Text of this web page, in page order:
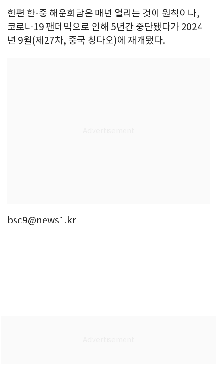
한편 한-중 해운회담은 매년 열리는 것이 원칙이나,
코로나19 팬데믹으로 인해 5년간 중단됐다가 2024
년 9월(제27차, 중국 칭다오)에 재개됐다.
bsc9@news1.kr